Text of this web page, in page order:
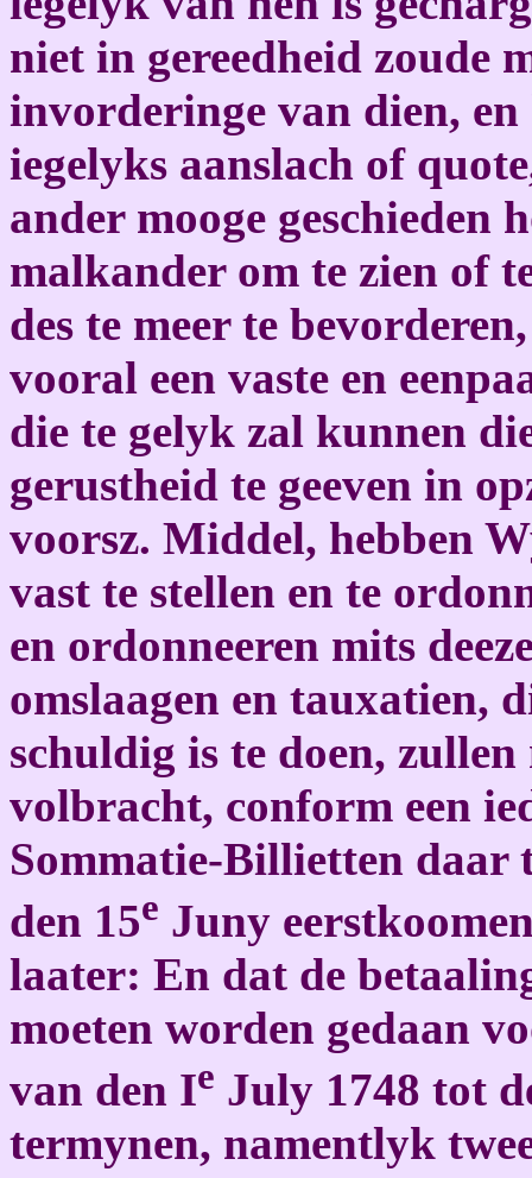
niet in gereedheid zoude
invorderinge van dien,
iegelyks aanslach of
ander mooge geschieden
malkander om te zien of
des te meer te
vooral een vaste en
die te gelyk zal kunnen
gerustheid te geeven in
voorsz. Middel, hebben
vast te stellen en te
en ordonneeren mits
omslaagen en tauxatien,
schuldig is te doen,
volbracht, conform een
Sommatie-Billietten daar
den 15e Juny
laater: En dat de
moeten worden gedaan
van den Ie July 1748 tot
termynen, namentlyk